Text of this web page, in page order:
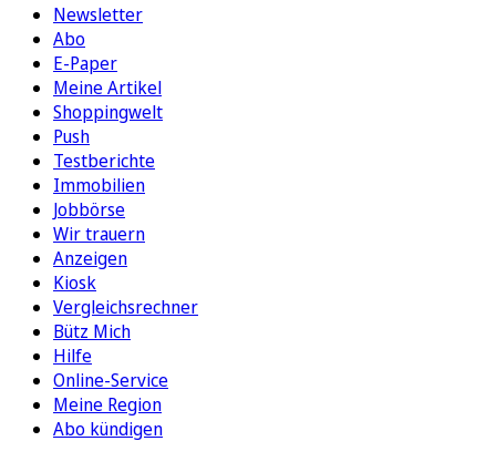
Newsletter
Abo
E-Paper
Meine Artikel
Shoppingwelt
Push
Testberichte
Immobilien
Jobbörse
Wir trauern
Anzeigen
Kiosk
Vergleichsrechner
Bütz Mich
Hilfe
Online-Service
Meine Region
Abo kündigen